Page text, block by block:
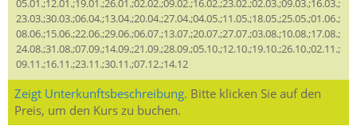
05.01.;12.01.;19.01.;26.01.;02.02.;09.02.;16.02.;23.02.;02.03.;09.03.;16.03.;
23.03.;30.03.;06.04.;13.04.;20.04.;27.04.;04.05.;11.05.;18.05.;25.05.;01.06.;
08.06.;15.06.;22.06.;29.06.;06.07.;13.07.;20.07.;27.07.;03.08.;10.08.;17.08.;
24.08.;31.08.;07.09.;14.09.;21.09.;28.09.;05.10.;12.10.;19.10.;26.10.;02.11.;
09.11.;16.11.;23.11.;30.11.;07.12.;14.12
Zeigt Unterkunftsbeschreibung. Bitte klicken Sie auf den
Preis, um den Kurs zu buchen.